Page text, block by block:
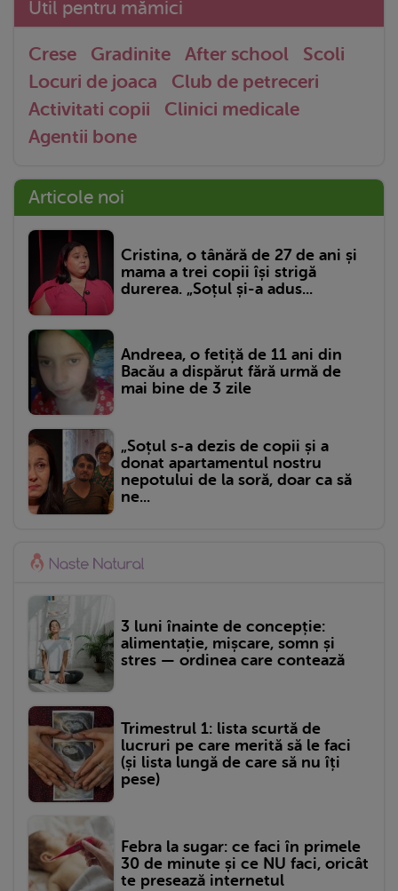
Util pentru mămici
Crese Gradinite After school
Scoli
Locuri de joaca
Club de petreceri
Activitati copii
Clinici medicale
Agentii bone
Articole noi
Cristina, o tânără de 27 de ani și
mama a trei copii își strigă
durerea. „Soțul și-a adus...
Andreea, o fetiță de 11 ani din
Bacău a dispărut fără urmă de
mai bine de 3 zile
„Soțul s-a dezis de copii și a
donat apartamentul nostru
nepotului de la soră, doar ca să
ne...
3 luni înainte de concepție:
alimentație, mișcare, somn și
stres — ordinea care contează
Trimestrul 1: lista scurtă de
lucruri pe care merită să le faci
(și lista lungă de care să nu îți
pese)
Febra la sugar: ce faci în primele
30 de minute și ce NU faci, oricât
te presează internetul